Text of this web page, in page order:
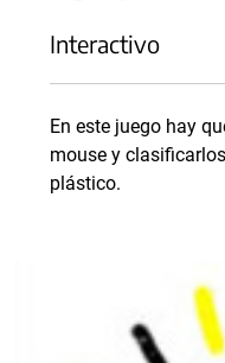
Interactivo
En este juego hay
mouse y
plástico.